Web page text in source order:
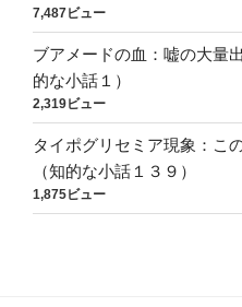
7,487ビュー
ブアメードの血：嘘の大量
的な小話１）
2,319ビュー
タイポグリセミア現象：こ
（知的な小話１３９）
1,875ビュー